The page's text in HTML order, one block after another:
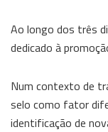
Ao longo dos três
dedicado à
Num contexto de
selo como fator
identificação de